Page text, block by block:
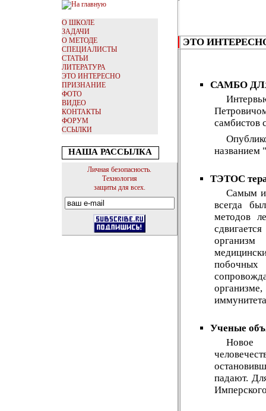
О ШКОЛЕ
ЗАДАЧИ
О МЕТОДЕ
СПЕЦИАЛИСТЫ
СТАТЬИ
ЛИТЕРАТУРА
ЭТО ИНТЕРЕСНО
ПРИЗНАНИЕ
ФОТО
ВИДЕО
КОНТАКТЫ
ФОРУМ
ССЫЛКИ
НАША РАССЫЛКА
Личная безопасность.
Технология
защиты для всех.
ЭТО
САМБО
самбистов
названием
ТЭТОС
Самым
всегда
методов
побочных
Ученые
Новое
падают.